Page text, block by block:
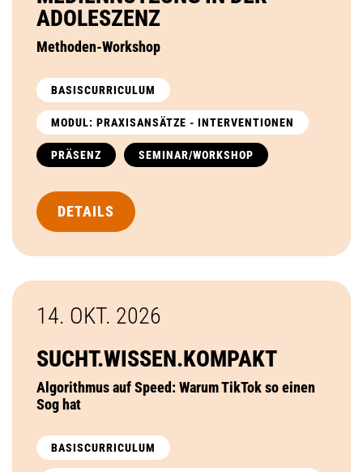
ADOLESZENZ
Methoden-Workshop
BASISCURRICULUM
MODUL: PRAXISANSÄTZE - INTERVENTIONEN
PRÄSENZ SEMINAR/WORKSHOP
DETAILS
14. OKT. 2026
SUCHT.WISSEN.KOMPAKT
Algorithmus auf Speed: Warum TikTok so einen
Sog hat
BASISCURRICULUM